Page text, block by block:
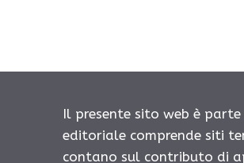
Il presente sito web è
editoriale comprende siti
contano sul contributo di